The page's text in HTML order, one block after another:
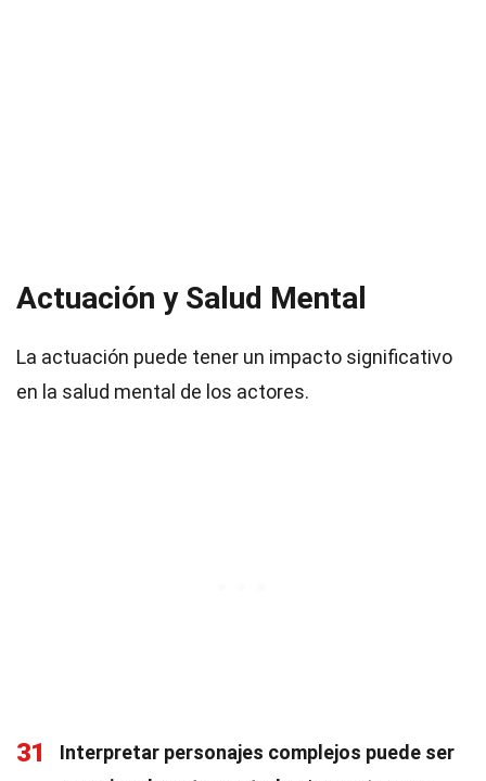
Actuación y Salud Mental
La actuación puede tener un impacto significativo
en la salud mental de los actores.
31
Interpretar personajes complejos puede ser